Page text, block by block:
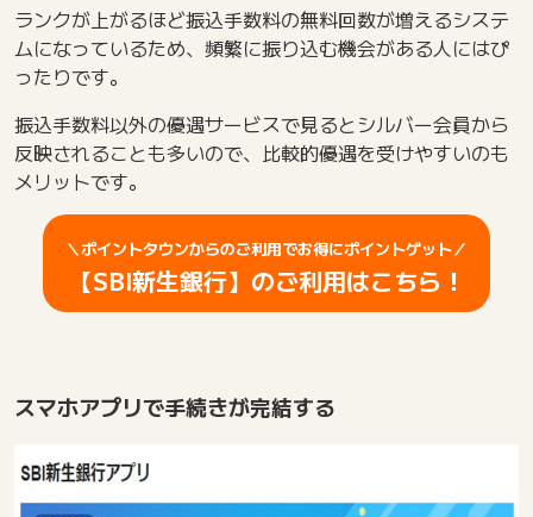
ランクが上がるほど振込手数料の無料回数が増えるシステ
ムになっているため、頻繁に振り込む機会がある人にはぴ
ったりです。
振込手数料以外の優遇サービスで見るとシルバー会員から
反映されることも多いので、比較的優遇を受けやすいのも
メリットです。
＼ポイントタウンからのご利用でお得にポイントゲット／
【SBI新生銀行】のご利用はこちら！
スマホアプリで手続きが完結する